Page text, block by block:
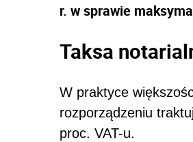
r. w sprawie
Taksa
W praktyce
rozporządzeniu
proc. VAT-u.